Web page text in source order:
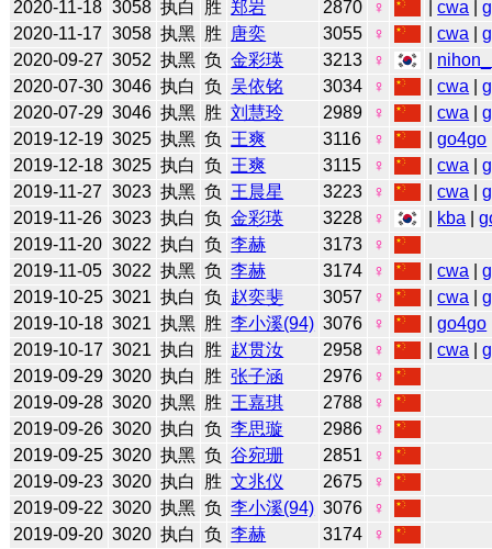
2020-11-18 3058 执白 胜 郑岩 2870 ♀ |cwa |
2020-11-17 3058 执黑 胜 唐奕 3055 ♀ |cwa |
2020-09-27 3052 执黑 负 金彩瑛 3213 ♀
2020-07-30 3046 执白 负 吴依铭 3034 ♀ |cwa |
2020-07-29 3046 执黑 胜 刘慧玲 2989 ♀ |cwa |
2019-12-19 3025 执黑 负 王爽 3116 ♀ |go4go
2019-12-18 3025 执白 负 王爽 3115 ♀ |cwa |
2019-11-27 3023 执黑 负 王晨星 3223 ♀ |cwa |
2019-11-26 3023 执白 负 金彩瑛 3228 ♀ kba |
2019-11-20 3022 执白 负 李赫 3173
♀
2019-11-05 3022 执黑 负 李赫 3174 ♀ |cwa |
2019-10-25 3021 执白 负 赵奕斐 3057 ♀ |cwa |
2019-10-18 3021 执黑 胜 李小溪(94) 3076 ♀ |go4go
2019-10-17 3021 执白 胜 赵贯汝 2958 ♀ |cwa |
2019-09-29 3020 执白 胜 张子涵 2976
♀
2019-09-28 3020 执黑 胜 王嘉琪 2788
♀
2019-09-26 3020 执白 负 李思璇 2986
♀
2019-09-25 3020 执黑 负 谷宛珊 2851
♀
2019-09-23 3020 执白 胜 文兆仪 2675
♀
2019-09-22 3020 执黑 负 李小溪(94) 3076
♀
2019-09-20 3020 执白 负 李赫 3174
♀